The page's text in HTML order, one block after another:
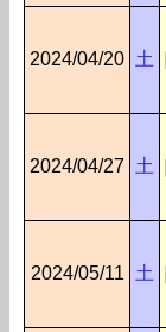
2024/04/20 土
2024/04/27 土
2024/05/11 土